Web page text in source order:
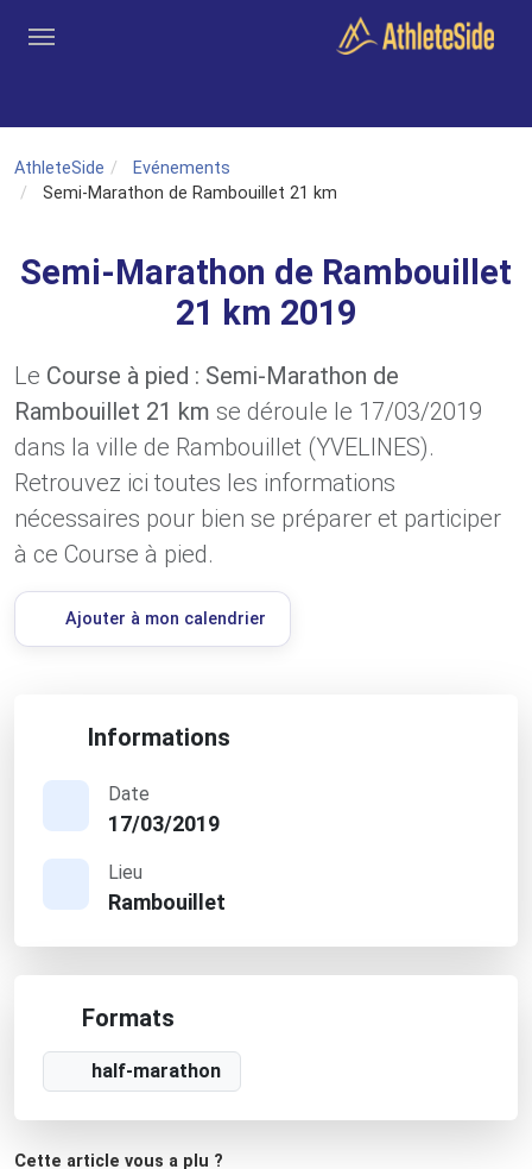
AthleteSide
Evénements
Semi-Marathon de Rambouillet 21 km
Semi-Marathon de Rambouillet
21 km 2019
Le Course à pied : Semi-Marathon de
Rambouillet 21 km se déroule le 17/03/2019
dans la ville de Rambouillet (YVELINES).
Retrouvez ici toutes les informations
nécessaires pour bien se préparer et participer
à ce Course à pied.
Ajouter à mon calendrier
Informations
Date
17/03/2019
Lieu
Rambouillet
Formats
half-marathon
Cette article vous a plu ?